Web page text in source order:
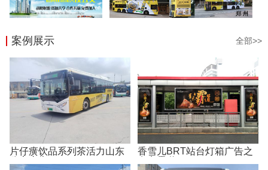
案例展示 全部>>
片仔癀饮品系列茶活力山东
香雪儿BRT站台灯箱广告之